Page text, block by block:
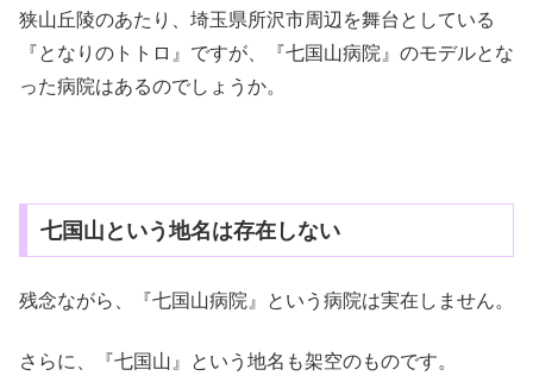
狭山丘陵のあたり、埼玉県所沢市周辺を舞台としている
『となりのトトロ』ですが、『七国山病院』のモデルとな
った病院はあるのでしょうか。
七国山という地名は存在しない
残念ながら、『七国山病院』という病院は実在しません。
さらに、『七国山』という地名も架空のものです。